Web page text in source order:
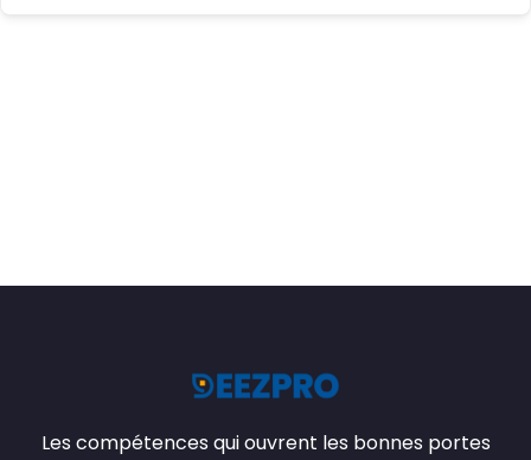
Les compétences qui ouvrent les bonnes portes